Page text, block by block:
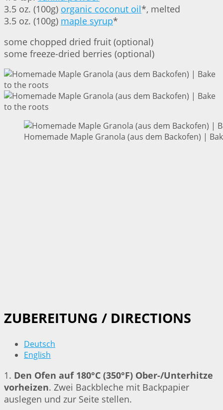
3.5 oz. (100g) organic coconut oil*, melted
3.5 oz. (100g) maple syrup*
some chopped dried fruit (optional)
some freeze-dried berries (optional)
Homemade Maple Granola (aus dem Backofen) |
ZUBEREITUNG / DIRECTIONS
Deutsch
English
1. Den Ofen auf 180°C (350°F) Ober-/Unterhitze
vorheizen. Zwei Backbleche mit Backpapier
auslegen und zur Seite stellen.